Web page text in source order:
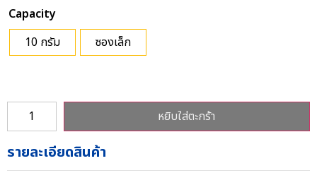
Capacity
10 กรัม
ซองเล็ก
หยิบใส่ตะกร้า
รายละเอียดสินค้า